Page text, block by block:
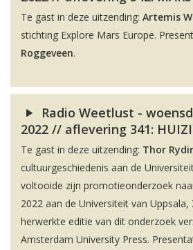
Te gast in deze uitzending: Artemis
stichting Explore Mars Europe.
Roggeveen.
Radio Weetlust -
2022 // aflevering 341:
Te gast in deze uitzending: Thor
cultuurgeschiedenis aan de
voltooide zijn promotieonderzoek
2022 aan de Universiteit van Uppsala,
herwerkte editie van dit onderzoek
Amsterdam University Press.